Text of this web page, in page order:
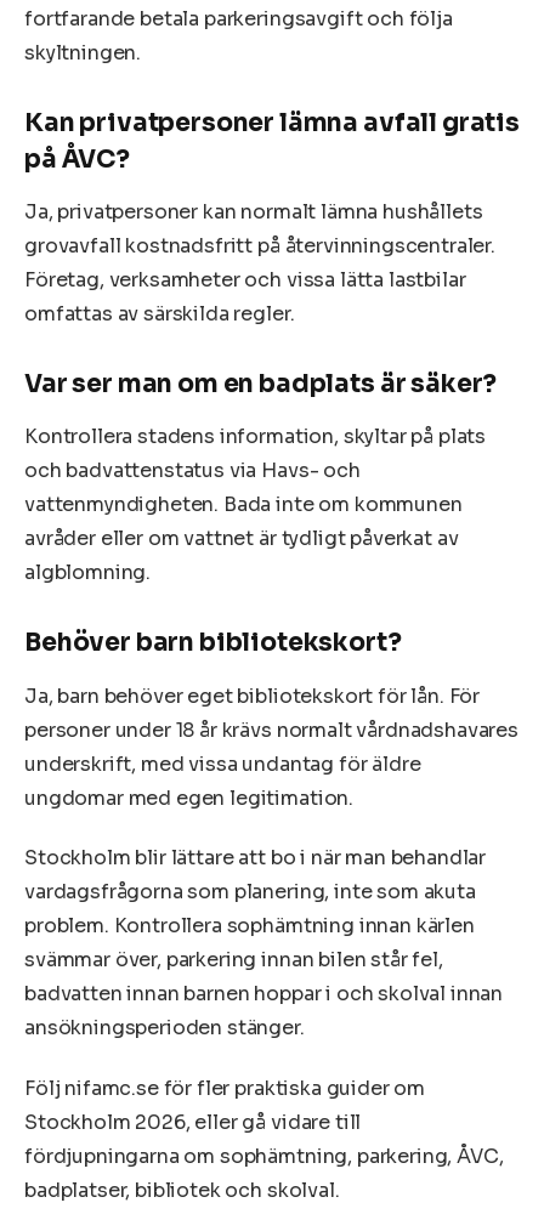
fortfarande betala parkeringsavgift och följa
skyltningen.
Kan privatpersoner lämna avfall gratis
på ÅVC?
Ja, privatpersoner kan normalt lämna hushållets
grovavfall kostnadsfritt på återvinningscentraler.
Företag, verksamheter och vissa lätta lastbilar
omfattas av särskilda regler.
Var ser man om en badplats är säker?
Kontrollera stadens information, skyltar på plats
och badvattenstatus via Havs- och
vattenmyndigheten. Bada inte om kommunen
avråder eller om vattnet är tydligt påverkat av
algblomning.
Behöver barn bibliotekskort?
Ja, barn behöver eget bibliotekskort för lån. För
personer under 18 år krävs normalt vårdnadshavares
underskrift, med vissa undantag för äldre
ungdomar med egen legitimation.
Stockholm blir lättare att bo i när man behandlar
vardagsfrågorna som planering, inte som akuta
problem. Kontrollera sophämtning innan kärlen
svämmar över, parkering innan bilen står fel,
badvatten innan barnen hoppar i och skolval innan
ansökningsperioden stänger.
Följ nifamc.se för fler praktiska guider om
Stockholm 2026, eller gå vidare till
fördjupningarna om sophämtning, parkering, ÅVC,
badplatser, bibliotek och skolval.